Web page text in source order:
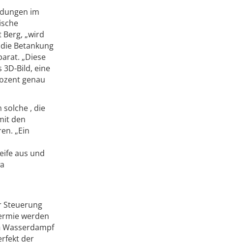
im
„wird
Betankung
„Diese
3D-Bild, eine
genau
solche , die
den
„Ein
aus und
Steuerung
werden
der